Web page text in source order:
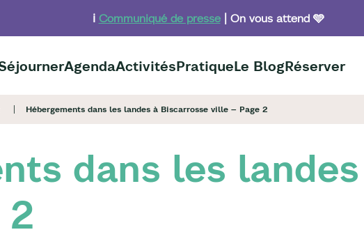
ℹ️ Communiqué de presse| On vous attend 🩵
AgendaActivitésPratiqueLe BlogRéserver
Hébergements dans les landes à Biscarrosse ville – Page 2
dans les
2